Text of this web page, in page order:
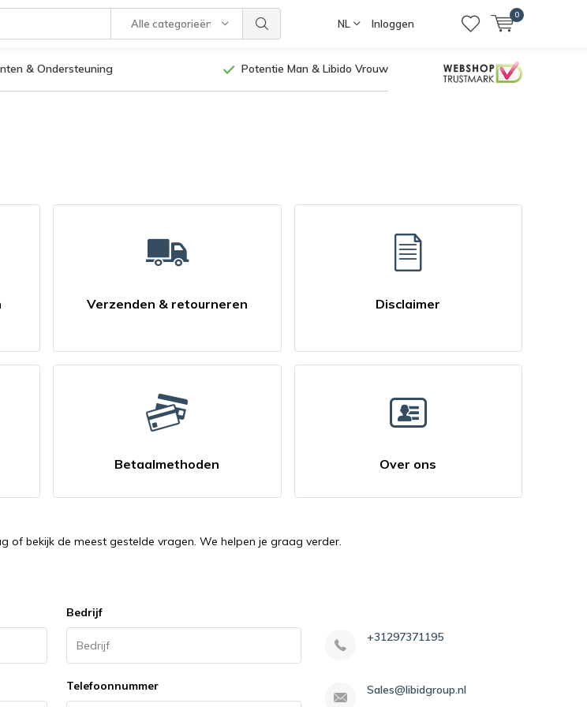
Alle categorieën NL Inloggen
0
& Ondersteuning Potentie Man & Libido Vrouw
Verzenden & retourneren Disclaimer
Betaalmethoden Over ons
of bekijk de meest gestelde vragen. We helpen je graag verder.
Bedrijf
Telefoonnummer
+31297371195
Sales@libidgroup.nl